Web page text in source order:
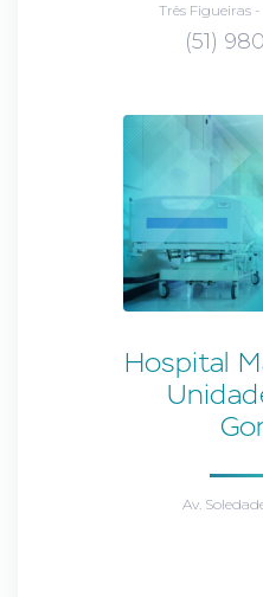
Três Figueiras
(51)
Hospital
Av.